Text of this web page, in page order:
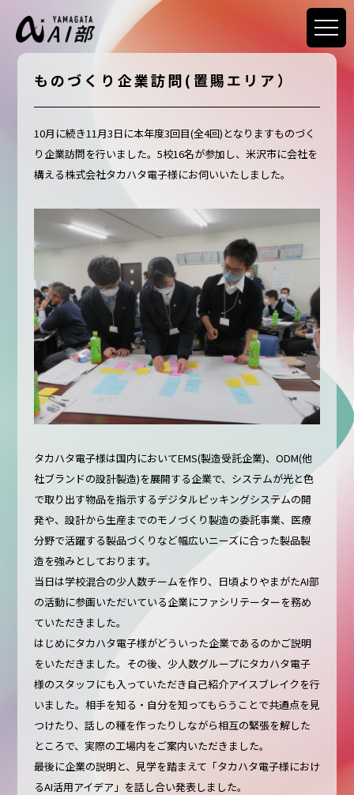
ものづくり企業訪問(置賜エリア）
10月に続き11月3日に本年度3回目(全4回)となりますものづく
り企業訪問を行いました。5校16名が参加し、米沢市に会社を
構える株式会社タカハタ電子様にお伺いいたしました。
タカハタ電子様は国内においてEMS(製造受託企業)、ODM(他
社ブランドの設計製造)を展開する企業で、システムが光と色
で取り出す物品を指示するデジタルピッキングシステムの開
発や、設計から生産までのモノづくり製造の委託事業、医療
分野で活躍する製品づくりなど幅広いニーズに合った製品製
造を強みとしております。
当日は学校混合の少人数チームを作り、日頃よりやまがたAI部
の活動に参画いただいている企業にファシリテーターを務め
ていただきました。
はじめにタカハタ電子様がどういった企業であるのかご説明
をいただきました。その後、少人数グループにタカハタ電子
様のスタッフにも入っていただき自己紹介アイスブレイクを行
いました。相手を知る・自分を知ってもらうことで共通点を見
つけたり、話しの種を作ったりしながら相互の緊張を解した
ところで、実際の工場内をご案内いただきました。
最後に企業の説明と、見学を踏まえて「タカハタ電子様におけ
るAI活用アイデア」を話し合い発表しました。